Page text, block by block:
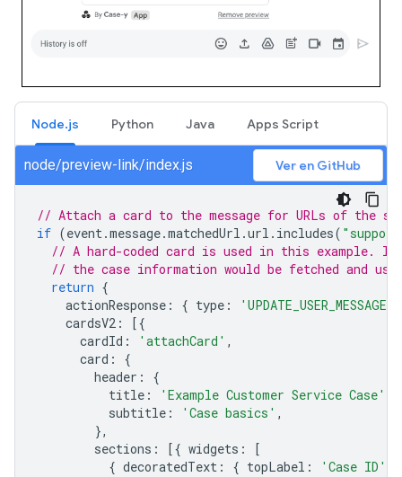
Node.js Python Java Apps Script
node/preview-link/index.js Ver en GitHub
// Attach a card to the message for URLs of the
if (event .message.matchedUrl .url . includes(
// A hard-coded card is used in this example.
// the case information would be fetched and
return {
actionResponse : { type :
cardsV2 :
[{
cardId : 'attachCard' ,
card :
{
header :
{
title : 'Example Customer Service Case'
subtitle : 'Case basics' ,
},
sections : [{ widgets :
[
{ decoratedText : { topLabel : 'Case ID'